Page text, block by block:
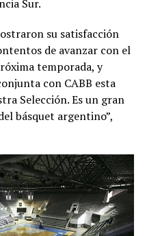
Sur.
su satisfacción
de avanzar con el
temporada, y
con CABB esta
Selección. Es un gran
básquet argentino”,